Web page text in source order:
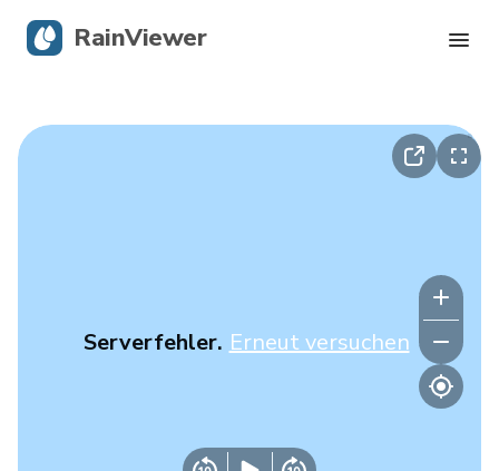
Serverfehler. Erneut versuchen
RainViewer